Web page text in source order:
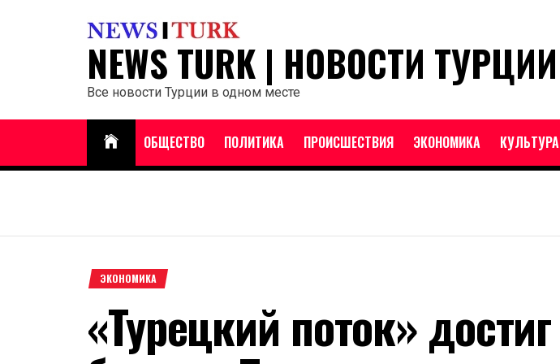
NEWS TURK | НОВОСТИ ТУРЦИИ
Все новости Турции в одном месте
ОБЩЕСТВО ПОЛИТИКА ПРОИСШЕСТВИЯ ЭКОНОМИКА КУЛЬТУРА
ЭКОНОМИКА
«Турецкий поток» достиг